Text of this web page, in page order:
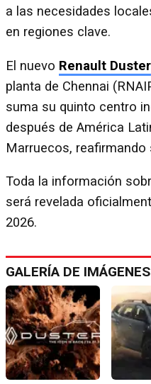
a las necesidades
en regiones clave.
El nuevo Renault Duster
planta de Chennai
suma su quinto centro
después de América
Marruecos,
Toda la información
será revelada
2026.
GALERÍA DE IMÁGENES